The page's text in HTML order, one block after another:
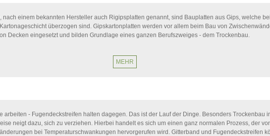
nach einem bekannten Hersteller auch Rigipsplatten genannt, sind Bauplatten aus Gips, welche
überzogen sind. Gipskartonplatten werden vor allem beim Bau von
Decken eingesetzt und bilden Grundlage eines ganzen Berufszweiges - dem Trockenbau.
MEHR
arbeiten - Fugendeckstreifen halten dagegen. Das ist der Lauf der Dinge. Besonders Trockenbau
neigt dazu, sich zu verziehen. Hierbei handelt es sich um einen ganz normalen Prozess, der
bei Temperaturschwankungen hervorgerufen wird. Gitterband und Fugendeckstreifen